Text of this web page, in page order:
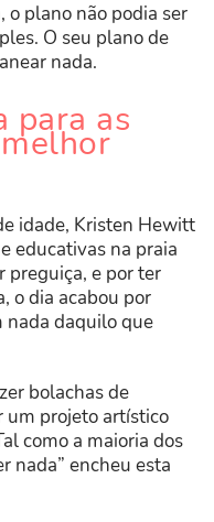
o plano não podia ser
O seu plano de
nada.
para as
idade, Kristen Hewitt
educativas na praia
preguiça, e por ter
o dia acabou por
nada daquilo que
bolachas de
um projeto artístico
como a maioria dos
nada” encheu esta